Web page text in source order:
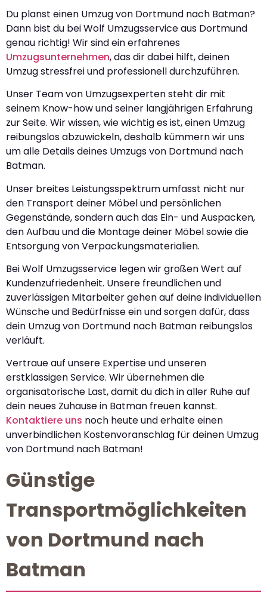
Du planst einen Umzug von Dortmund nach Batman?
Dann bist du bei Wolf Umzugsservice aus Dortmund
genau richtig! Wir sind ein erfahrenes
Umzugsunternehmen, das dir dabei hilft, deinen
Umzug stressfrei und professionell durchzuführen.
Unser Team von Umzugsexperten steht dir mit
seinem Know-how und seiner langjährigen Erfahrung
zur Seite. Wir wissen, wie wichtig es ist, einen Umzug
reibungslos abzuwickeln, deshalb kümmern wir uns
um alle Details deines Umzugs von Dortmund nach
Batman.
Unser breites Leistungsspektrum umfasst nicht nur
den Transport deiner Möbel und persönlichen
Gegenstände, sondern auch das Ein- und Auspacken,
den Aufbau und die Montage deiner Möbel sowie die
Entsorgung von Verpackungsmaterialien.
Bei Wolf Umzugsservice legen wir großen Wert auf
Kundenzufriedenheit. Unsere freundlichen und
zuverlässigen Mitarbeiter gehen auf deine individuellen
Wünsche und Bedürfnisse ein und sorgen dafür, dass
dein Umzug von Dortmund nach Batman reibungslos
verläuft.
Vertraue auf unsere Expertise und unseren
erstklassigen Service. Wir übernehmen die
organisatorische Last, damit du dich in aller Ruhe auf
dein neues Zuhause in Batman freuen kannst.
Kontaktiere uns noch heute und erhalte einen
unverbindlichen Kostenvoranschlag für deinen Umzug
von Dortmund nach Batman!
Günstige
Transportmöglichkeiten
von Dortmund nach
Batman